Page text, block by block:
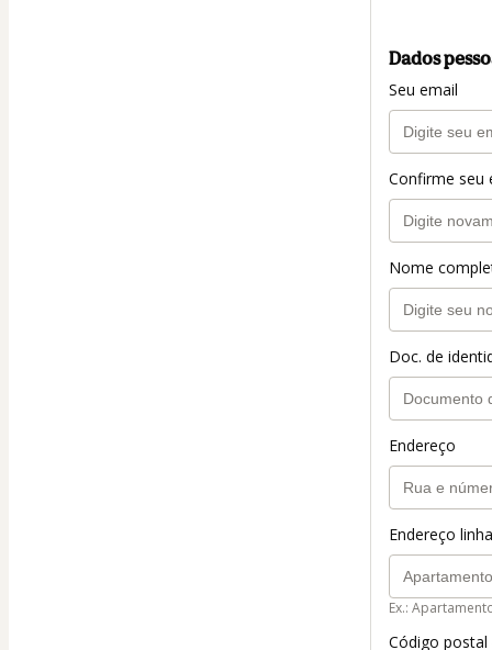
Dados
Seu email
Confirme seu
Nome
Doc. de
Endereço
Endereço
Ex.:
Código postal